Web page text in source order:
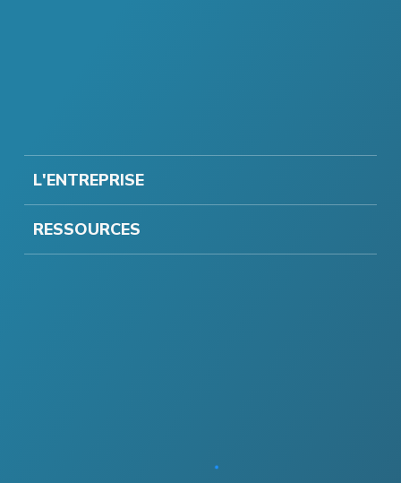
L'ENTREPRISE
RESSOURCES